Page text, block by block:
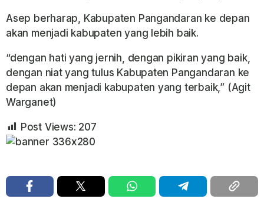
Asep berharap, Kabupaten Pangandaran ke depan
akan menjadi kabupaten yang lebih baik.
“dengan hati yang jernih, dengan pikiran yang baik,
dengan niat yang tulus Kabupaten Pangandaran ke
depan akan menjadi kabupaten yang terbaik,” (Agit
Warganet)
Post Views: 207